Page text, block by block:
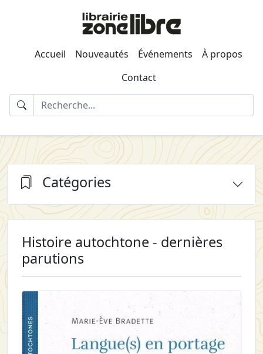
Accueil Nouveautés Événements
À propos
Contact
Catégories
Histoire autochtone - dernières
parutions